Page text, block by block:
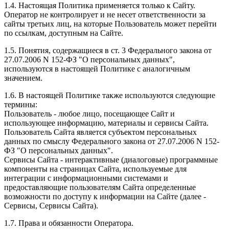
1.4. Настоящая Политика применяется только к Сайту.
Оператор не контролирует и не несет ответственности за
сайты третьих лиц, на которые Пользователь может перейти
по ссылкам, доступным на Сайте.
1.5. Понятия, содержащиеся в ст. 3 Федерального закона от
27.07.2006 N 152-ФЗ "О персональных данных",
используются в настоящей Политике с аналогичным
значением.
1.6. В настоящей Политике также используются следующие
термины:
Пользователь - любое лицо, посещающее Сайт и
использующее информацию, материалы и сервисы Сайта.
Пользователь Сайта является субъектом персональных
данных по смыслу Федерального закона от 27.07.2006 N 152-
ФЗ "О персональных данных".
Сервисы Сайта - интерактивные (диалоговые) программные
компоненты на страницах Сайта, используемые для
интеграции с информационными системами и
предоставляющие пользователям Сайта определенные
возможности по доступу к информации на Сайте (далее -
Сервисы, Сервисы Сайта).
1.7. Права и обязанности Оператора.